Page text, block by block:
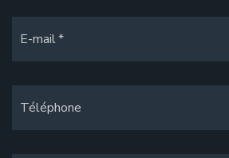
E-mail
Téléphone